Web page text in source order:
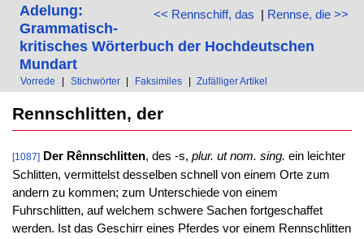
<< Rennschiff, das | Rennse, die >>
Adelung:
Grammatisch-
kritisches Wörterbuch der Hochdeutschen
Mundart
Vorrede Stichwörter Faksimiles Zufälliger Artikel
Rennschlitten, der
[1087] Der Rênnschlitten, des -s, plur. ut nom. sing. ein leichter
Schlitten, vermittelst desselben schnell von einem Orte zum
andern zu kommen; zum Unterschiede von einem
Fuhrschlitten, auf welchem schwere Sachen fortgeschaffet
werden. Ist das Geschirr eines Pferdes vor einem Rennschlitten